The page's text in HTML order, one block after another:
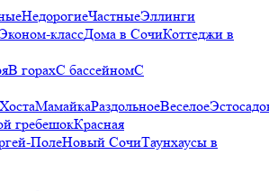
НедорогиеЧастныеЭллинги
классДома в СочиКоттеджи в
В горахС бассейномС
ХостаМамайкаРаздольноеВеселое
гребешокКрасная
ПолеНовый СочиТаунхаусы в